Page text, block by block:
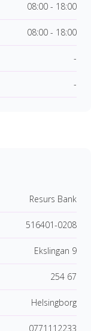
08:00 - 18:00
08:00 - 18:00
-
-
Resurs Bank
516401-0208
Ekslingan 9
254 67
Helsingborg
0771112233